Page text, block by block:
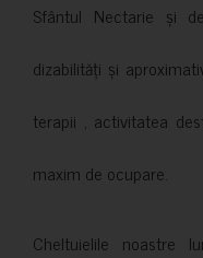
Sfântul Nectarie și
dizabilități și
terapii , activitatea
maxim de ocupare.
Cheltuielile noastre